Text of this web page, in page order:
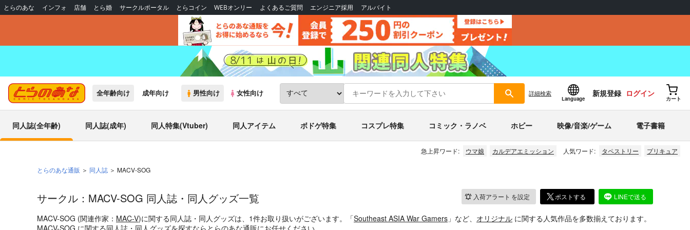
とらのあな インフォ 店舗 とら婚 サークルポータル とらコイン WEBオンリー よくあるご質問 エンジニア採用 アルバイト
全年齢向け 成年向け 男性向け 女性向け 詳細検索
Language
新規登録 ログイン
カート
同人誌(全年齢) 同人誌(成年) 同人特集(Vtuber) 同人アイテム ボドゲ特集 コスプレ特集 コミック・ラノベ ホビー 映像/音楽/ゲーム 電子書籍
急上昇ワード: ウマ娘 カルデアエミッション 人気ワード: タペストリー プリキュア
とらのあな通販 同人誌 MACV-SOG
入荷アラート を設定 ポストする LINEで送る
サークル：MACV-SOG 同人誌・同人グッズ一覧
MACV-SOG (関連作家： MAC-V)に関する同人誌・同人グッズは、1件お取り扱いがございます。「Southeast ASIA War Gamers 」など、 オリジナル に関する人気作品を多数揃えております。
MACV-SOG に関する同人誌・同人グッズを探すならとらのあな通販にお任せください。